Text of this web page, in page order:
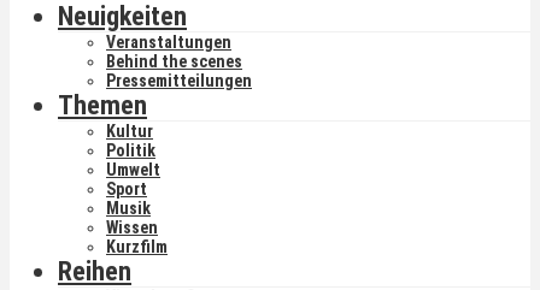
Neuigkeiten
Veranstaltungen
Behind the scenes
Pressemitteilungen
Themen
Kultur
Politik
Umwelt
Sport
Musik
Wissen
Kurzfilm
Reihen